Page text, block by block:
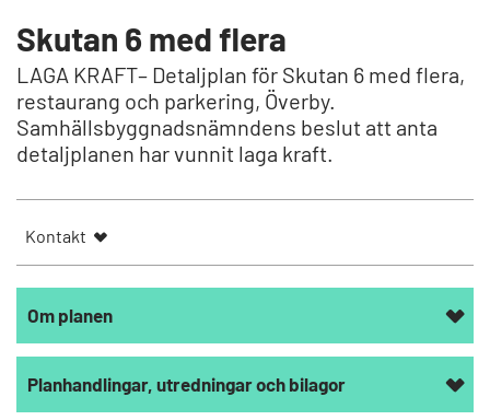
Skutan 6 med flera
LAGA KRAFT– Detaljplan för Skutan 6 med flera,
restaurang och parkering, Överby.
Samhällsbyggnadsnämndens beslut att anta
detaljplanen har vunnit laga kraft.
Kontakt
Om planen
Planhandlingar, utredningar och bilagor